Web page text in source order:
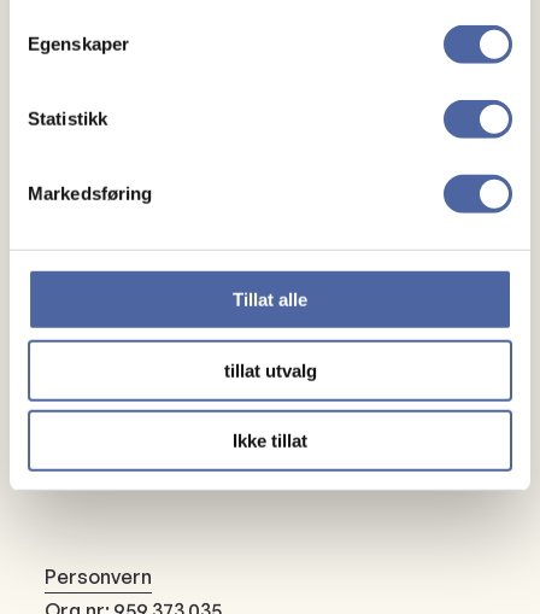
Egenskaper
Statistikk
Markedsføring
Tillat alle
tillat utvalg
Ikke tillat
Medlemskap
Personvern